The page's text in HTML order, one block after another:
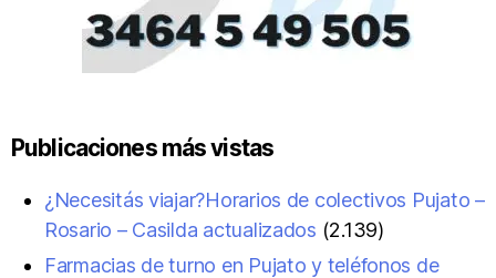
Publicaciones más vistas
¿Necesitás viajar?Horarios de colectivos Pujato –
Rosario – Casilda actualizados (2.139)
Farmacias de turno en Pujato y teléfonos de